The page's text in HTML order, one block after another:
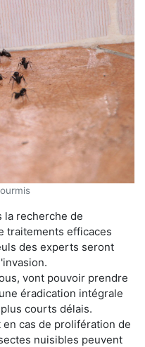
la recherche de
traitements efficaces
des experts seront
vont pouvoir prendre
éradication intégrale
courts délais.
cas de prolifération de
nuisibles peuvent